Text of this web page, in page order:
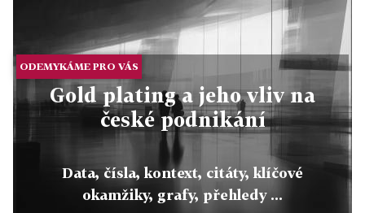
ODEMYKÁME PRO VÁS
Gold plating a jeho vliv na
české podnikání
Data, čísla, kontext, citáty, klíčové
okamžiky, grafy, přehledy ...